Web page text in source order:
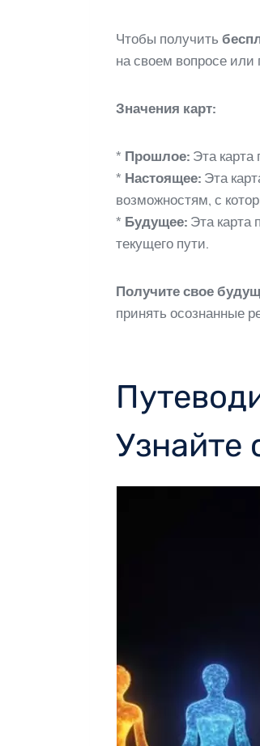
Чтобы получить
на своем вопросе или
Значения карт:
* Прошлое: Эта
* Настоящее: Эта
возможностям, с
* Будущее: Эта карта
текущего пути.
Получите свое
принять осознанные
Узнайте